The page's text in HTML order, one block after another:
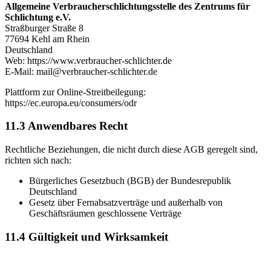
Allgemeine Verbraucherschlichtungsstelle des Zentrums für
Schlichtung e.V.
Straßburger Straße 8
77694 Kehl am Rhein
Deutschland
Web: https://www.verbraucher-schlichter.de
E-Mail: mail@verbraucher-schlichter.de
Plattform zur Online-Streitbeilegung:
https://ec.europa.eu/consumers/odr
11.3 Anwendbares Recht
Rechtliche Beziehungen, die nicht durch diese AGB geregelt sind,
richten sich nach:
Bürgerliches Gesetzbuch (BGB) der Bundesrepublik
Deutschland
Gesetz über Fernabsatzverträge und außerhalb von
Geschäftsräumen geschlossene Verträge
11.4 Gültigkeit und Wirksamkeit